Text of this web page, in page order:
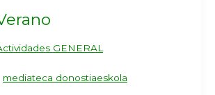
GENERAL
mediateca donostiaeskola